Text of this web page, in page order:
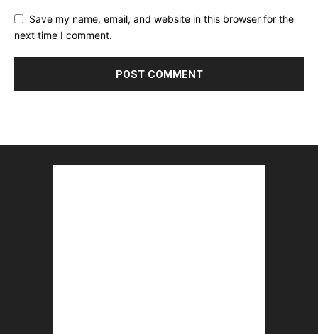
Save my name, email, and website in this browser for the
next time I comment.